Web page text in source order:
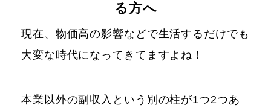
る方へ
現在、物価高の影響などで生活するだけでも
大変な時代になってきてますよね！
本業以外の副収入という別の柱が1つ2つあ